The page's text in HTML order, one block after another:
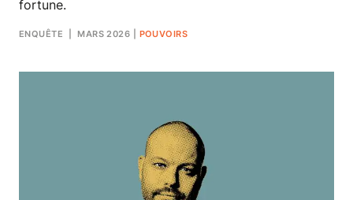
fortune.
ENQUÊTE | MARS 2026 POUVOIRS